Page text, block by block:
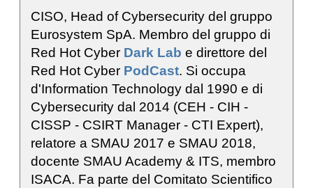
CISO, Head of Cybersecurity del gruppo
Eurosystem SpA. Membro del gruppo di
Red Hot Cyber Dark Lab e direttore del
Red Hot Cyber PodCast. Si occupa
d'Information Technology dal 1990 e di
Cybersecurity dal 2014 (CEH - CIH -
CISSP - CSIRT Manager - CTI Expert),
relatore a SMAU 2017 e SMAU 2018,
docente SMAU Academy & ITS, membro
ISACA. Fa parte del Comitato Scientifico